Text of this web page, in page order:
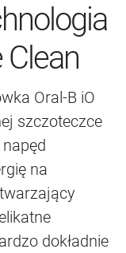
Clean
Oral-B iO
szczoteczce
na
dokładnie